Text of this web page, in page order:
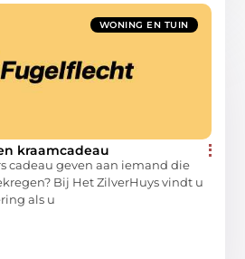
WONING EN TUIN
kraamcadeau
cadeau geven aan iemand die
Bij Het ZilverHuys vindt u
als u